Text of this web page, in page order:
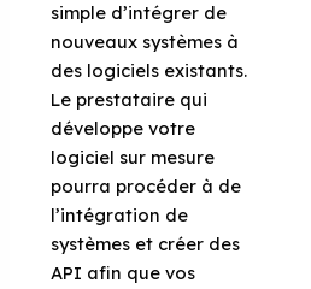
simple d’intégrer de
nouveaux systèmes à
des logiciels existants.
Le prestataire qui
développe votre
logiciel sur mesure
pourra procéder à de
l’intégration de
systèmes et créer des
API afin que vos